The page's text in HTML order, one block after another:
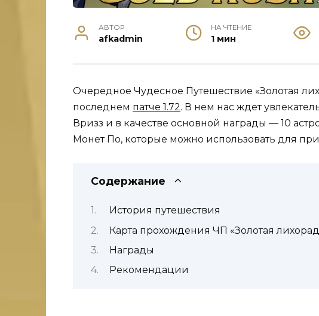
АВТОР
afkadmin
НА ЧТЕНИЕ
1 мин
Очередное Чудесное Путешествие «Золотая
последнем патче 1.72. В нем нас ждет
Вризз и в качестве основной награды — 10
Монет По, которые можно использовать для
Содержание
История путешествия
Карта прохождения ЧП «Золотая
Награды
Рекомендации